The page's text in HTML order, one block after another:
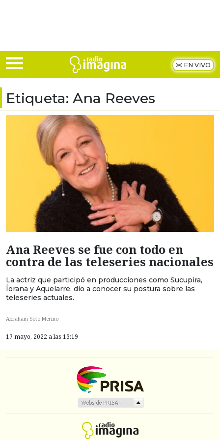
EN VIVO
Etiqueta: Ana Reeves
Ana Reeves se fue con todo en
contra de las teleseries nacionales
La actriz que participó en producciones como Sucupira,
Íorana y Aquelarre, dio a conocer su postura sobre las
teleseries actuales.
Abraham Soto Merino
17 mayo, 2022 a las 13:19